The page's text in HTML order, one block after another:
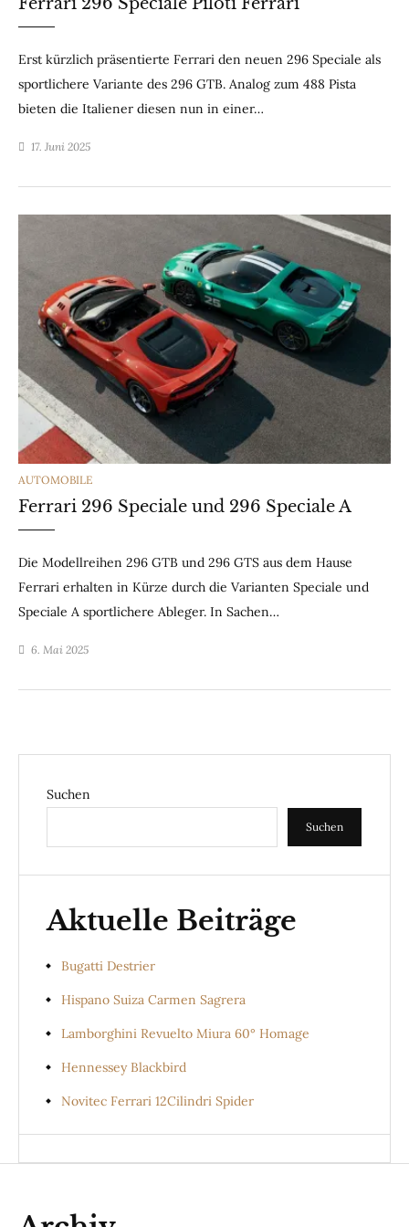
Erst kürzlich präsentierte Ferrari den neuen 296 Speciale als
sportlichere Variante des 296 GTB. Analog zum 488 Pista
bieten die Italiener diesen nun in einer…
17. Juni 2025
CATEGORIES
AUTOMOBILE
Ferrari 296 Speciale und 296 Speciale A
Die Modellreihen 296 GTB und 296 GTS aus dem Hause
Ferrari erhalten in Kürze durch die Varianten Speciale und
Speciale A sportlichere Ableger. In Sachen…
6. Mai 2025
Suchen
Suchen
Aktuelle Beiträge
Bugatti Destrier
Hispano Suiza Carmen Sagrera
Lamborghini Revuelto Miura 60° Homage
Hennessey Blackbird
Novitec Ferrari 12Cilindri Spider